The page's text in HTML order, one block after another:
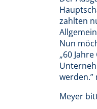
zahlten
Nun
„60
werden.”
Meyer